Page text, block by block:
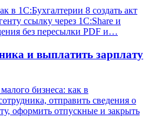
в 1С:Бухгалтерии 8 создать акт
ссылку через 1С:Share и
без пересылки PDF и…
и выплатить зарплату
бизнеса: как в
отправить сведения о
оформить отпускные и закрыть